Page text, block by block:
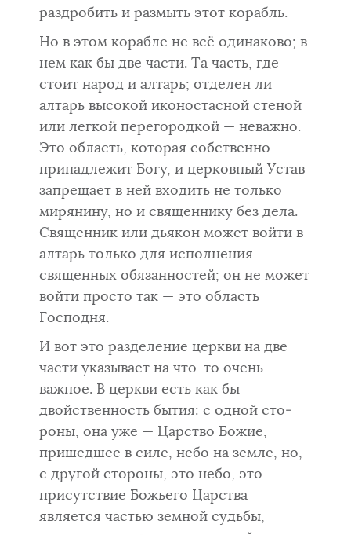
раздробить и размыть этот корабль.
Но в этом корабле не всё одинаково; в
нем как бы две части. Та часть, где
стоит народ и ал­тарь; отделен ли
алтарь высокой иконостасной стеной
или легкой перегородкой — неважно.
Это область, которая собственно
принадлежит Богу, и церковный Устав
запрещает в ней входить не только
мирянину, но и священнику без дела.
Священник или дьякон может войти в
алтарь только для исполнения
священных обязанностей; он не может
войти прос­то так — это область
Господня.
И вот это разделение церкви на две
части указывает на что-то очень
важное. В церкви есть как бы
двойственность бытия: с одной сто­
роны, она уже — Царство Божие,
пришедшее в силе, небо на земле, но,
с другой стороны, это небо, это
присутствие Божьего Царства
является частью земной судьбы,